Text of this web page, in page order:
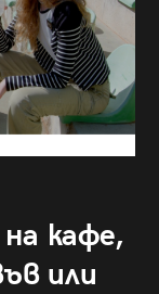
кафе,
или